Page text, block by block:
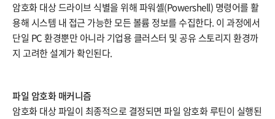
암호화 대상 드라이브 식별을 위해 파워셸(Powershell) 명령어를 활
용해 시스템 내 접근 가능한 모든 볼륨 정보를 수집한다. 이 과정에서
단일 PC 환경뿐만 아니라 기업용 클러스터 및 공유 스토리지 환경까
지 고려한 설계가 확인된다.
파일 암호화 매커니즘
암호화 대상 파일이 최종적으로 결정되면 파일 암호화 루틴이 실행된